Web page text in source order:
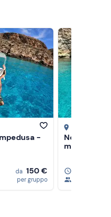
-
da 150 €
per gruppo
Noleggio
m, 40 CV